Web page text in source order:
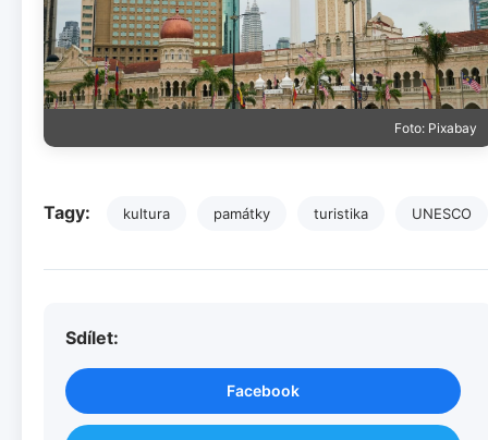
Foto: Pixabay
Tagy: kultura památky turistika UNESCO
Sdílet:
Facebook